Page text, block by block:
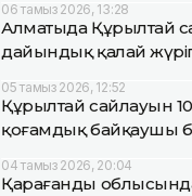
06 тамыз 2026, 13:28
Алматыда Құрылтай
дайындық қалай
05 тамыз 2026, 12:52
Құрылтай сайлауын
қоғамдық байқаушы
04 тамыз 2026, 20:04
Қарағанды